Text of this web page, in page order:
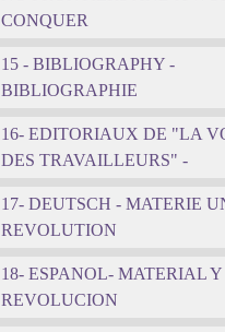
CONQUER
15 - BIBLIOGRAPHY -
BIBLIOGRAPHIE
16- EDITORIAUX DE "LA
DES TRAVAILLEURS" -
17- DEUTSCH - MATERIE
REVOLUTION
18- ESPANOL- MATERIAL Y
REVOLUCION